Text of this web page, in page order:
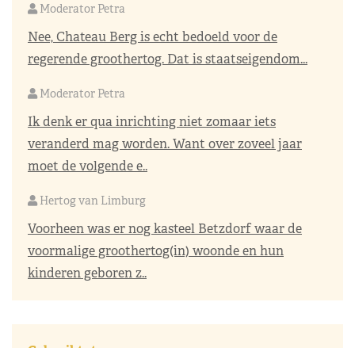
Moderator Petra
Nee, Chateau Berg is echt bedoeld voor de
regerende groothertog. Dat is staatseigendom...
Moderator Petra
Ik denk er qua inrichting niet zomaar iets
veranderd mag worden. Want over zoveel jaar
moet de volgende e..
Hertog van Limburg
Voorheen was er nog kasteel Betzdorf waar de
voormalige groothertog(in) woonde en hun
kinderen geboren z..